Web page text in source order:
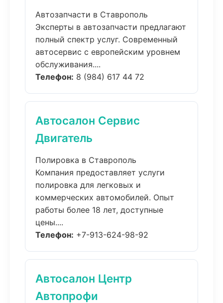
Автозапчасти в Ставрополь
Эксперты в автозапчасти предлагают
полный спектр услуг. Современный
автосервис с европейским уровнем
обслуживания....
Телефон: 8 (984) 617 44 72
Автосалон Сервис
Двигатель
Полировка в Ставрополь
Компания предоставляет услуги
полировка для легковых и
коммерческих автомобилей. Опыт
работы более 18 лет, доступные
цены....
Телефон: +7-913-624-98-92
Автосалон Центр
Автопрофи